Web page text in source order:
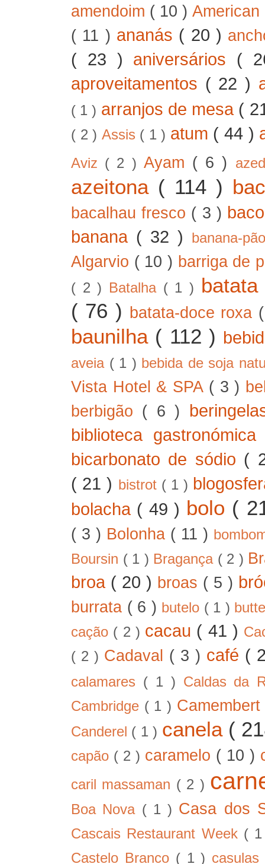
amendoim ( 10 )
( 11 ) ananás ( 20 )
( 23 ) aniversários (
aproveitamentos ( 22 )
( 1 ) arranjos de mesa (
( 2 ) Assis ( 1 ) atum ( 44 )
Aviz ( 2 ) Ayam ( 6 )
azeitona ( 114 )
bacalhau fresco ( 3 )
banana ( 32 ) banana-
Algarvio ( 10 ) barriga de
( 2 ) Batalha ( 1 )
( 76 ) batata-doce roxa
baunilha ( 112 )
aveia ( 1 ) bebida de soja
Vista Hotel & SPA ( 3 )
berbigão ( 6 )
biblioteca
bicarbonato de sódio (
( 21 ) bistrot ( 1 )
bolacha ( 49 ) bolo (
( 3 ) Bolonha ( 11 )
Boursin ( 1 ) Bragança ( 2 )
broa ( 20 ) broas ( 5 )
burrata ( 6 ) butelo ( 1 )
cação ( 2 ) cacau ( 41 )
( 2 ) Cadaval ( 3 ) café (
calamares ( 1 ) Caldas da
Cambridge ( 1 )
Canderel ( 1 ) canela (
capão ( 2 ) caramelo ( 10 )
caril massaman ( 2 )
Boa Nova ( 1 ) Casa dos
Cascais Restaurant Week (
Castelo Branco ( 1 )